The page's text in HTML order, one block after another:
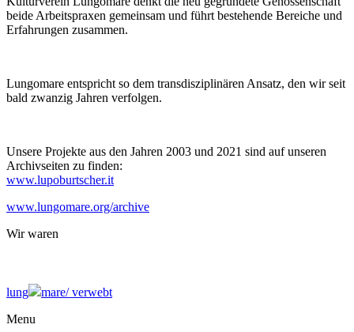
beide Arbeitspraxen gemeinsam und führt bestehende Bereiche und
Erfahrungen zusammen.
Lungomare entspricht so dem transdisziplinären Ansatz, den wir seit
bald zwanzig Jahren verfolgen.
Unsere Projekte aus den Jahren 2003 und 2021 sind auf unseren
Archivseiten zu finden:
www.lupoburtscher.it
www.lungomare.org/archive
Wir waren
lung mare/verwebt
Menu